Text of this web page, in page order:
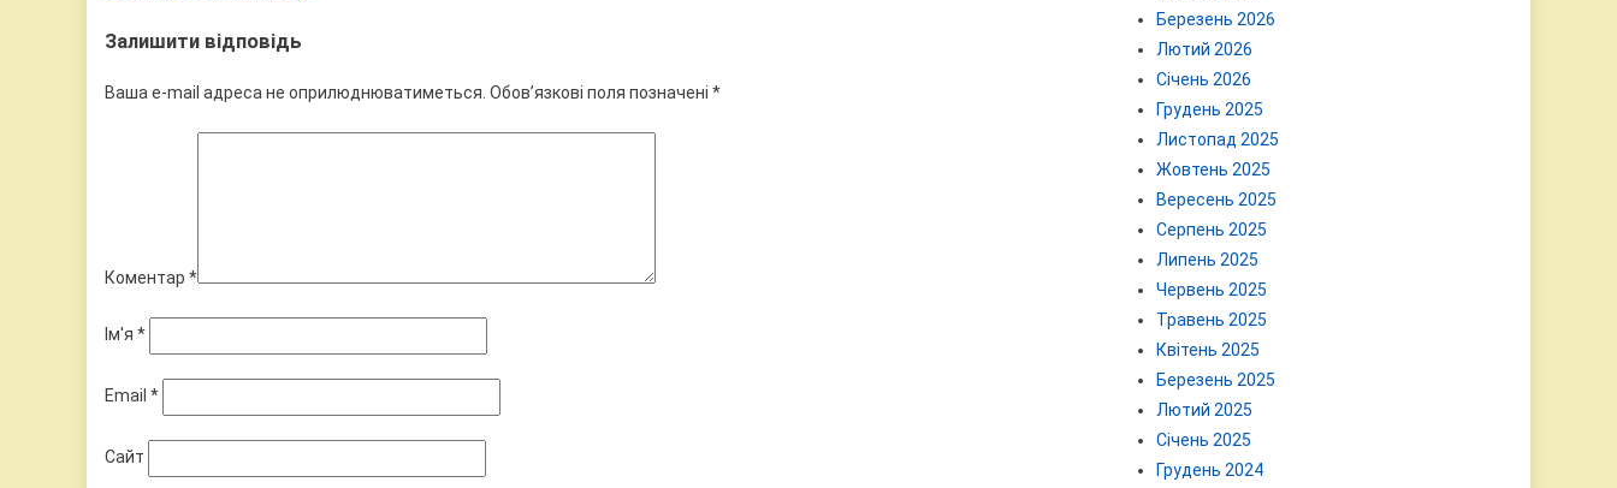
Залишити відповідь
Ваша e-mail адреса не оприлюднюватиметься. Обов’язкові поля позначені *
Коментар *
Ім'я *
Email *
Сайт
Березень 2026
Лютий 2026
Січень 2026
Грудень 2025
Листопад 2025
Жовтень 2025
Вересень 2025
Серпень 2025
Липень 2025
Червень 2025
Травень 2025
Квітень 2025
Березень 2025
Лютий 2025
Січень 2025
Грудень 2024